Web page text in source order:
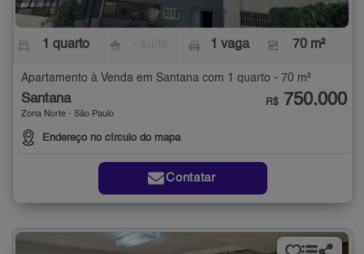
1 quarto 1 vaga 70 m²
Apartamento à Venda em Santana com 1 quarto - 70 m²
Santana
Zona Norte - São Paulo
Endereço no círculo do mapa
R$ 750.000
Contatar